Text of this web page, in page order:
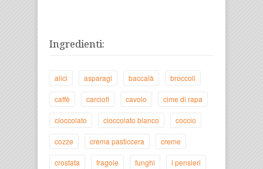
Ingredienti:
alici asparagi baccalà broccoli
caffè carciofi cavolo cime di rapa
cioccolato cioccolato bianco coccio
cozze crema pasticcera creme
crostata fragole funghi i pensieri